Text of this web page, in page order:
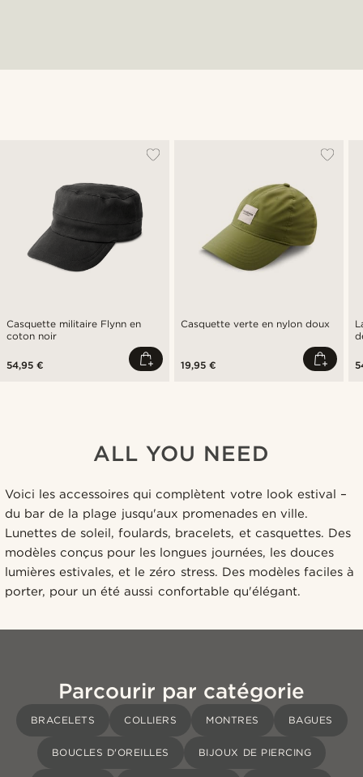
Casquette militaire Flynn en
coton noir
54,95 €
Casquette verte en nylon doux
19,95 €
ALL YOU NEED
Voici les accessoires qui complètent votre look estival –
du bar de la plage jusqu'aux promenades en ville.
Lunettes de soleil, foulards, bracelets, et casquettes. Des
modèles conçus pour les longues journées, les douces
lumières estivales, et le zéro stress. Des modèles faciles à
porter, pour un été aussi confortable qu'élégant.
Parcourir par catégorie
BRACELETS COLLIERS MONTRES BAGUES
BOUCLES D'OREILLES BIJOUX DE PIERCING